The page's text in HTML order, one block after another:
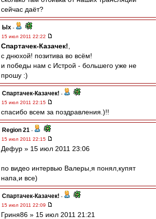
сейчас даёт?
Ых -
15 июл 2011 22:22
Спартачек-Казачек!
с днюхой! позитива во всём!
и победы нам с Истрой - большего уже не
прошу :)
Спартачек-Казачек! -
15 июл 2011 22:15
спасибо всем за поздравления.)!!
Region 21 -
15 июл 2011 22:15
Дефур » 15 июл 2011 23:06
по видео интервью Валеры,я понял,купят
напа,и все)
Спартачек-Казачек! -
15 июл 2011 22:09
Гриня86 » 15 июл 2011 21:21